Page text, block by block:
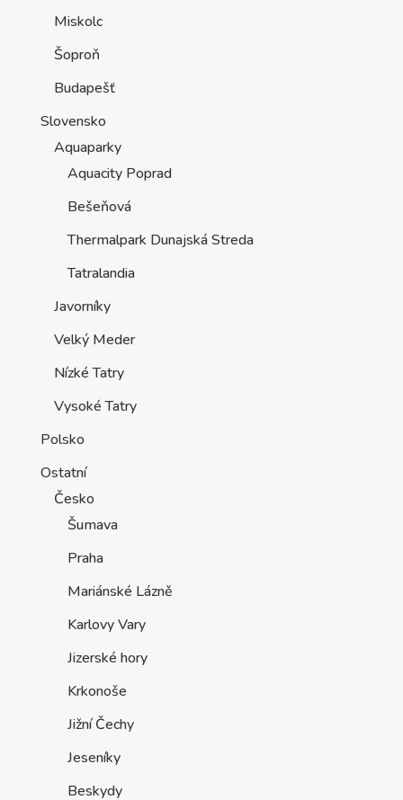
Miskolc
Šoproň
Budapešť
Slovensko
Aquaparky
Aquacity Poprad
Bešeňová
Thermalpark Dunajská Streda
Tatralandia
Javorníky
Velký Meder
Nízké Tatry
Vysoké Tatry
Polsko
Ostatní
Česko
Šumava
Praha
Mariánské Lázně
Karlovy Vary
Jizerské hory
Krkonoše
Jižní Čechy
Jeseníky
Beskydy